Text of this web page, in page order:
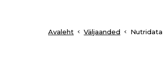
Avaleht Väljaanded